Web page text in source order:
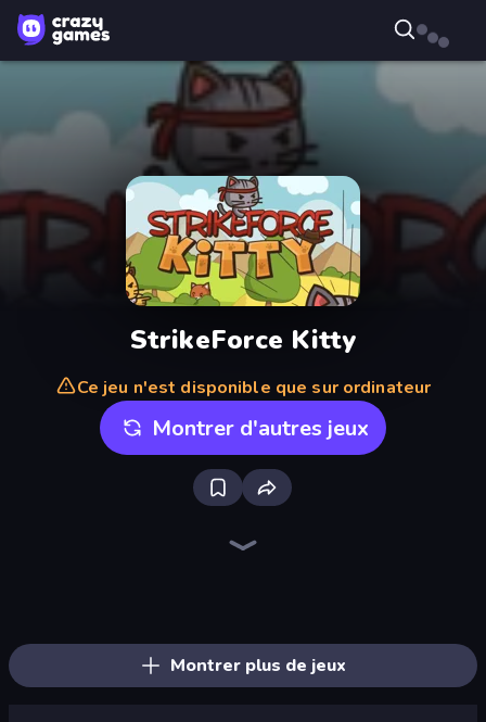
StrikeForce Kitty
Ce jeu n'est disponible que sur ordinateur
Montrer d'autres jeux
Montrer plus de jeux